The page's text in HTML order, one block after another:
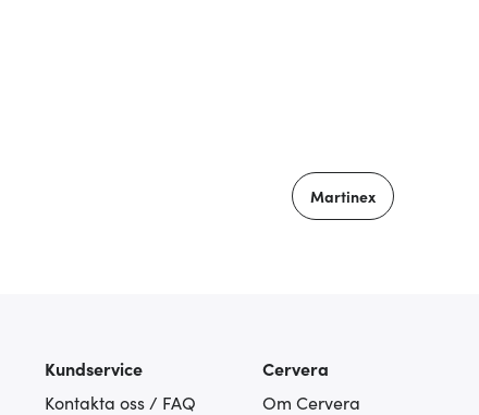
Martinex
Kundservice
Kontakta oss / FAQ
Cervera
Om Cervera